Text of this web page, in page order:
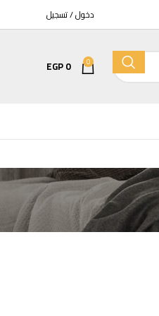
دخول / تسجيل
EGP
كمبينشن معلق تايتن بالدش
EGP7525
EGP6400